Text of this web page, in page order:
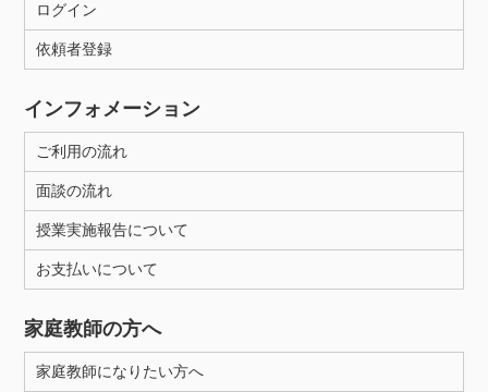
所属大学
距離：15km以内
年齢：18-101歳
ログイン
依頼者登録
インフォメーション
ご利用の流れ
面談の流れ
授業実施報告について
お支払いについて
家庭教師の方へ
家庭教師になりたい方へ